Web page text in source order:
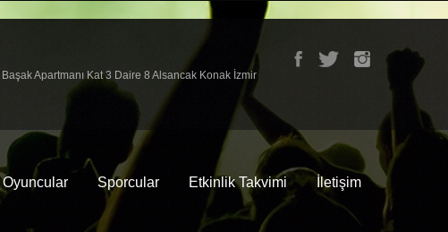
Apartmanı Kat 3 Daire 8 Alsancak Konak İzmir
Oyuncular Sporcular Etkinlik Takvimi İletişim